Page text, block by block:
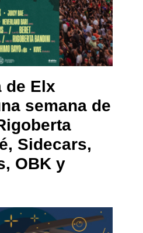
de Elx
semana de
Sidecars,
OBK y